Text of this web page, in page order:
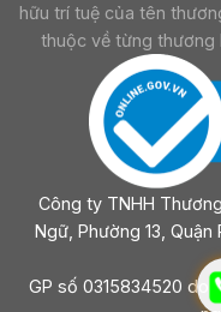
hữu trí tuệ của tên
thuộc về từng thương
Công ty TNHH
Ngữ, Phường 13, Quận
GP số 0315834520 do